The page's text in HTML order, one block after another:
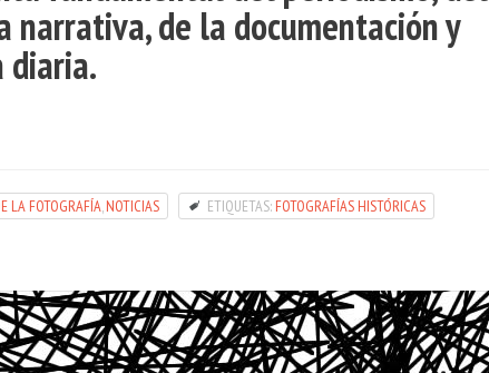
narrativa, de la documentación y
diaria.
LA FOTOGRAFÍA NOTICIAS ETIQUETAS: FOTOGRAFÍAS HISTÓRICAS